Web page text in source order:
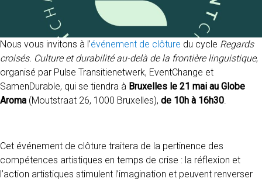
Nous vous invitons à l’événement de clôture du cycle Regards
croisés. Culture et durabilité au-delà de la frontière linguistique,
organisé par Pulse Transitienetwerk, EventChange et
SamenDurable, qui se tiendra à Bruxelles le 21 mai au Globe
Aroma (Moutstraat 26, 1000 Bruxelles), de 10h à 16h30.
Cet événement de clôture traitera de la pertinence des
compétences artistiques en temps de crise : la réflexion et
l’action artistiques stimulent l’imagination et peuvent renverser